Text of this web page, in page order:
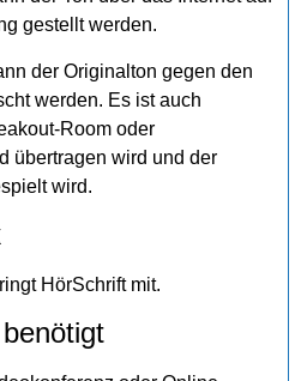
gestellt werden.
der Originalton gegen den
werden. Es ist auch
Room oder
übertragen wird und der
wird.
HörSchrift mit.